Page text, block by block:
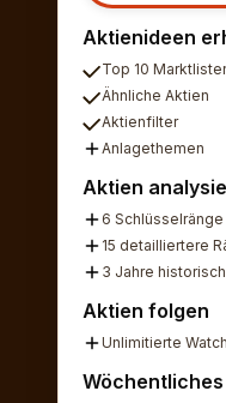
Aktienideen
Top 10
Ähnliche Aktien
Aktienfilter
Anlagethemen
Aktien
6
15 detailliertere
3 Jahre
Aktien folgen
Unlimitierte